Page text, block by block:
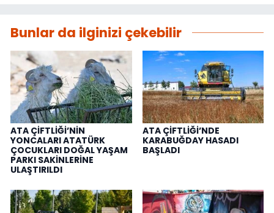
Bunlar da ilginizi çekebilir
ATA ÇİFTLİĞİ’NİN
YONCALARI ATATÜRK
ÇOCUKLARI DOĞAL YAŞAM
PARKI SAKİNLERİNE
ULAŞTIRILDI
ATA ÇİFTLİĞİ’NDE
KARABUĞDAY HASADI
BAŞLADI